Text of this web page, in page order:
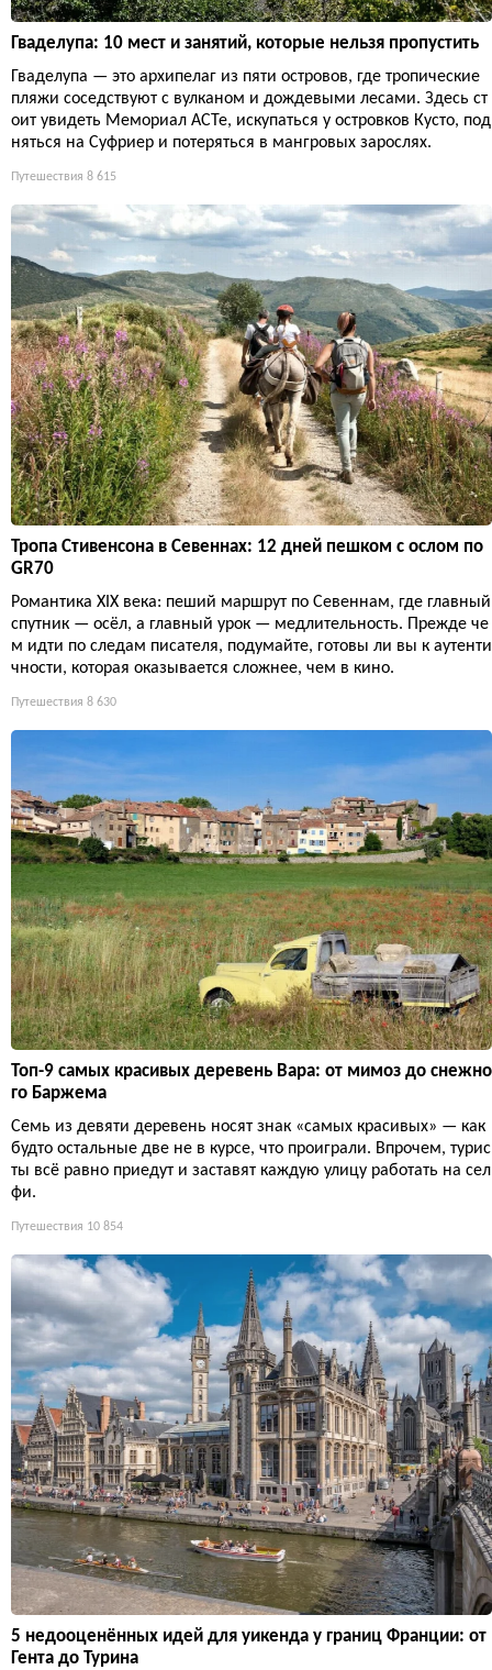
Гваделупа: 10 мест и занятий, которые нельзя пропустить
Гваделупа — это архипелаг из пяти островов, где тропические
пляжи соседствуют с вулканом и дождевыми лесами. Здесь ст
оит увидеть Мемориал ACTe, искупаться у островков Кусто, под
няться на Суфриер и потеряться в мангровых зарослях.
Путешествия 8 615
Тропа Стивенсона в Севеннах: 12 дней пешком с ослом по
GR70
Романтика XIX века: пеший маршрут по Севеннам, где главный
спутник — осёл, а главный урок — медлительность. Прежде че
м идти по следам писателя, подумайте, готовы ли вы к аутенти
чности, которая оказывается сложнее, чем в кино.
Путешествия 8 630
Топ-9 самых красивых деревень Вара: от мимоз до снежно
го Баржема
Семь из девяти деревень носят знак «самых красивых» — как
будто остальные две не в курсе, что проиграли. Впрочем, турис
ты всё равно приедут и заставят каждую улицу работать на сел
фи.
Путешествия 10 854
5 недооценённых идей для уикенда у границ Франции: от
Гента до Турина